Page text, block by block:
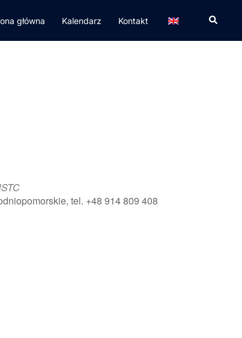
główna Kalendarz Kontakt
tel. +48 914 809 408